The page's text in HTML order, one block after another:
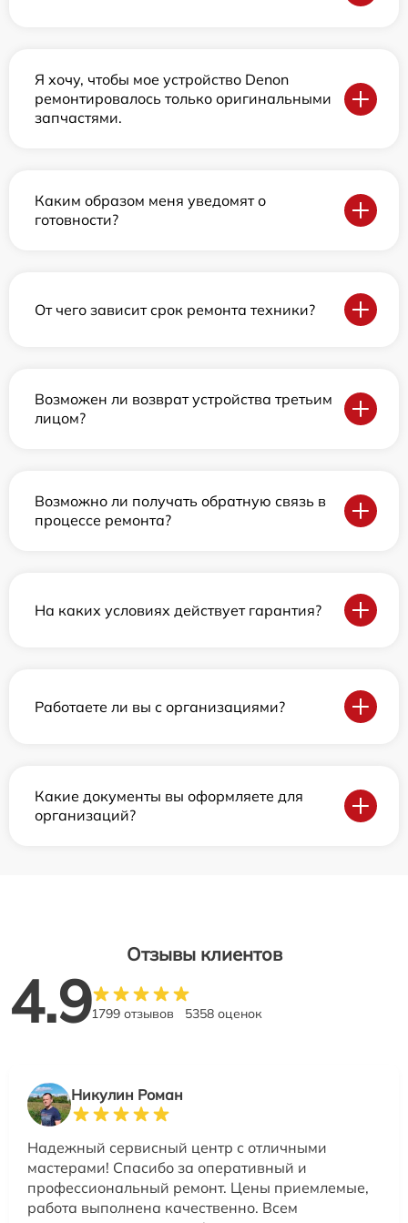
Я хочу, чтобы мое устройство Denon
ремонтировалось только оригинальными
запчастями.
Каким образом меня уведомят о
готовности?
От чего зависит срок ремонта техники?
Возможен ли возврат устройства третьим
лицом?
Возможно ли получать обратную связь в
процессе ремонта?
На каких условиях действует гарантия?
Работаете ли вы с организациями?
Какие документы вы оформляете для
организаций?
Отзывы клиентов
4.91799 отзывов 5358 оценок
Никулин Роман
Надежный сервисный центр с отличными
мастерами! Спасибо за оперативный и
профессиональный ремонт. Цены приемлемые,
работа выполнена качественно. Всем